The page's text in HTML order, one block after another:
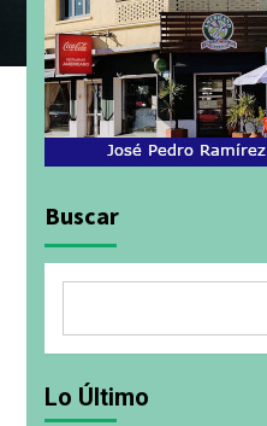
Buscar
Lo Último